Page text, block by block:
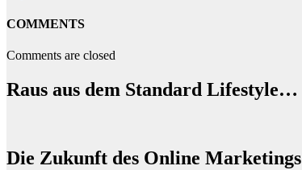
COMMENTS
Comments are closed
Raus aus dem Standard Lifestyle…
Die Zukunft des Online Marketings